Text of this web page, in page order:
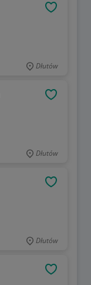
Dłutów
Dłutów
Dłutów